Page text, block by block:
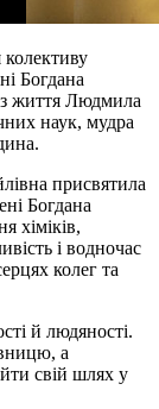
Богдана
життя Людмила
наук, мудра
присвятила
Богдана
хіміків,
і водночас
колег та
й людяності.
а
свій шлях у